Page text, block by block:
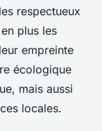
respectueux
plus les
empreinte
écologique
mais aussi
locales.